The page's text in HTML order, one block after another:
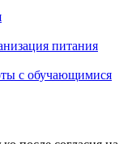
питания
с обучающимися